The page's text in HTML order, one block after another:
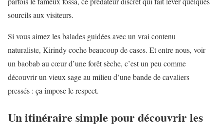
sourcils aux visiteurs.
Si vous aimez les balades guidées avec un vrai contenu
naturaliste, Kirindy coche beaucoup de cases. Et entre nous, voir
un baobab au cœur d’une forêt sèche, c’est un peu comme
découvrir un vieux sage au milieu d’une bande de cavaliers
pressés : ça impose le respect.
Un itinéraire simple pour découvrir les